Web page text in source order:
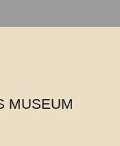
MUSEUM